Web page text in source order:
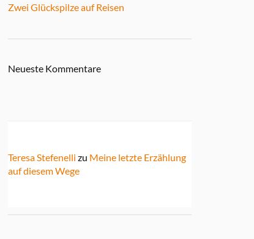
Zwei Glückspilze auf Reisen
Neueste Kommentare
Teresa Stefenelli zu Meine letzte Erzählung
auf diesem Wege